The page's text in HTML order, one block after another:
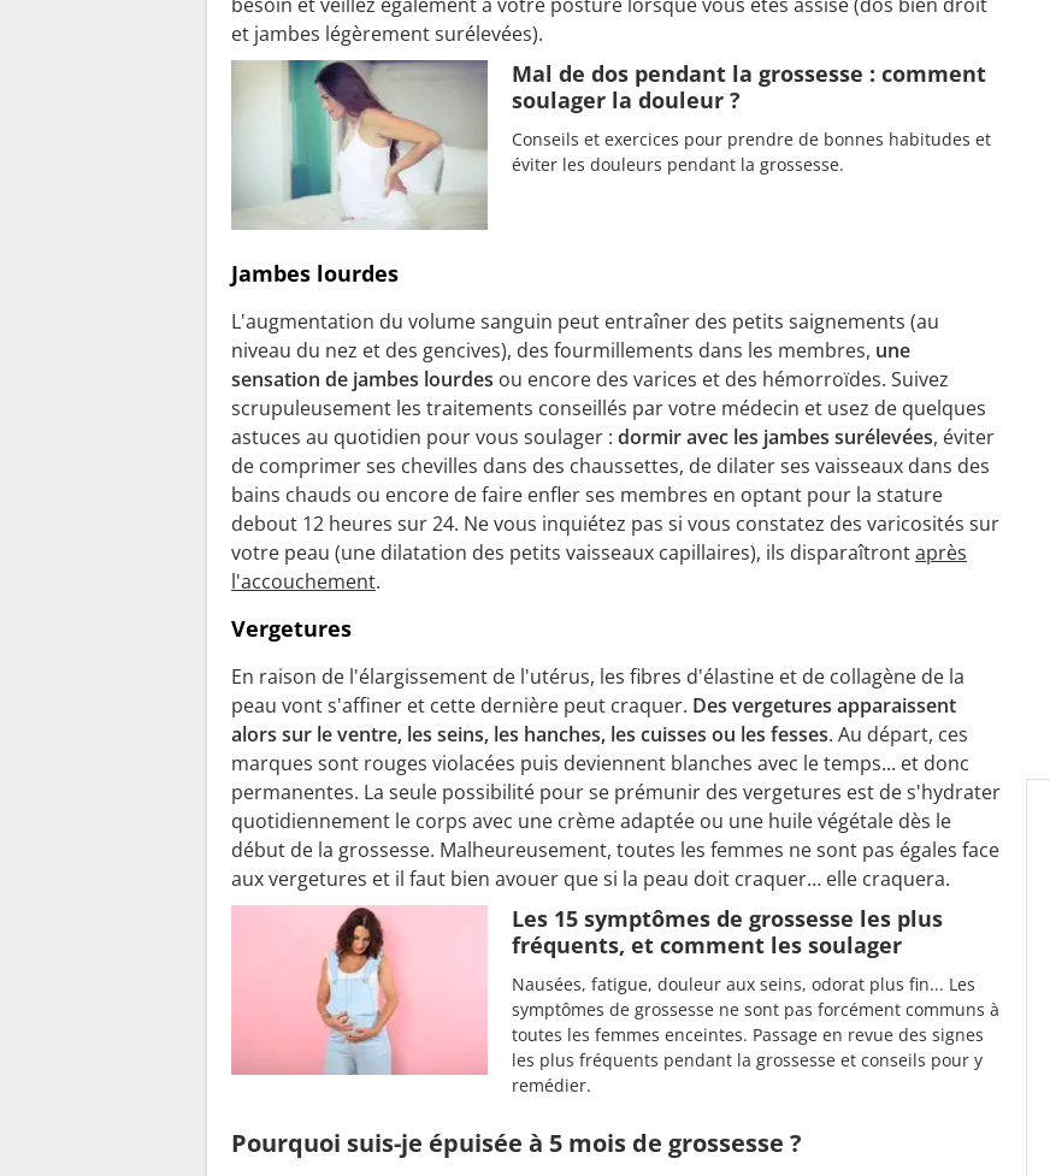
et jambes légèrement surélevées).
Mal de dos pendant la grossesse : comment
soulager la douleur ?
Conseils et exercices pour prendre de bonnes habitudes et
éviter les douleurs pendant la grossesse.
Jambes lourdes
L'augmentation du volume sanguin peut entraîner des petits saignements (au
niveau du nez et des gencives), des fourmillements dans les membres, une
sensation de jambes lourdes ou encore des varices et des hémorroïdes. Suivez
scrupuleusement les traitements conseillés par votre médecin et usez de quelques
astuces au quotidien pour vous soulager : dormir avec les jambes surélevées, éviter
de comprimer ses chevilles dans des chaussettes, de dilater ses vaisseaux dans des
bains chauds ou encore de faire enfler ses membres en optant pour la stature
debout 12 heures sur 24. Ne vous inquiétez pas si vous constatez des varicosités sur
votre peau (une dilatation des petits vaisseaux capillaires), ils disparaîtrontaprès
l'accouchement.
Vergetures
En raison de l'élargissement de l'utérus, les fibres d'élastine et de collagène de la
peau vont s'affiner et cette dernière peut craquer. Des vergetures apparaissent
alors sur le ventre, les seins, les hanches, les cuisses ou les fesses. Au départ, ces
marques sont rouges violacées puis deviennent blanches avec le temps... et donc
permanentes. La seule possibilité pour se prémunir des vergetures est de s'hydrater
quotidiennement le corps avec une crème adaptée ou une huile végétale dès le
début de la grossesse. Malheureusement, toutes les femmes ne sont pas égales face
aux vergetures et il faut bien avouer que si la peau doit craquer… elle craquera.
Les 15 symptômes de grossesse les plus
fréquents, et comment les soulager
Nausées, fatigue, douleur aux seins, odorat plus fin... Les
symptômes de grossesse ne sont pas forcément communs à
toutes les femmes enceintes. Passage en revue des signes
les plus fréquents pendant la grossesse et conseils pour y
remédier.
Pourquoi suis-je épuisée à 5 mois de grossesse ?